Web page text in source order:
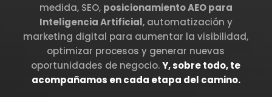
medida, SEO, posicionamiento AEO para
Inteligencia Artificial, automatización y
marketing digital para aumentar la visibilidad,
optimizar procesos y generar nuevas
oportunidades de negocio.Y, sobre todo, te
acompañamos en cada etapa del camino.